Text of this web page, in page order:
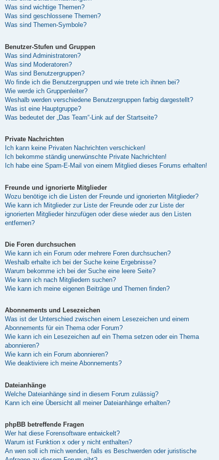
Was sind wichtige Themen?
Was sind geschlossene Themen?
Was sind Themen-Symbole?
Benutzer-Stufen und Gruppen
Was sind Administratoren?
Was sind Moderatoren?
Was sind Benutzergruppen?
Wo finde ich die Benutzergruppen und wie trete ich ihnen bei?
Wie werde ich Gruppenleiter?
Weshalb werden verschiedene Benutzergruppen farbig dargestellt?
Was ist eine Hauptgruppe?
Was bedeutet der „Das Team“-Link auf der Startseite?
Private Nachrichten
Ich kann keine Privaten Nachrichten verschicken!
Ich bekomme ständig unerwünschte Private Nachrichten!
Ich habe eine Spam-E-Mail von einem Mitglied dieses Forums erhalten!
Freunde und ignorierte Mitglieder
Wozu benötige ich die Listen der Freunde und ignorierten Mitglieder?
Wie kann ich Mitglieder zur Liste der Freunde oder zur Liste der
ignorierten Mitglieder hinzufügen oder diese wieder aus den Listen
entfernen?
Die Foren durchsuchen
Wie kann ich ein Forum oder mehrere Foren durchsuchen?
Weshalb erhalte ich bei der Suche keine Ergebnisse?
Warum bekomme ich bei der Suche eine leere Seite?
Wie kann ich nach Mitgliedern suchen?
Wie kann ich meine eigenen Beiträge und Themen finden?
Abonnements und Lesezeichen
Was ist der Unterschied zwischen einem Lesezeichen und einem
Abonnements für ein Thema oder Forum?
Wie kann ich ein Lesezeichen auf ein Thema setzen oder ein Thema
abonnieren?
Wie kann ich ein Forum abonnieren?
Wie deaktiviere ich meine Abonnements?
Dateianhänge
Welche Dateianhänge sind in diesem Forum zulässig?
Kann ich eine Übersicht all meiner Dateianhänge erhalten?
phpBB betreffende Fragen
Wer hat diese Forensoftware entwickelt?
Warum ist Funktion x oder y nicht enthalten?
An wen soll ich mich wenden, falls es Beschwerden oder juristische